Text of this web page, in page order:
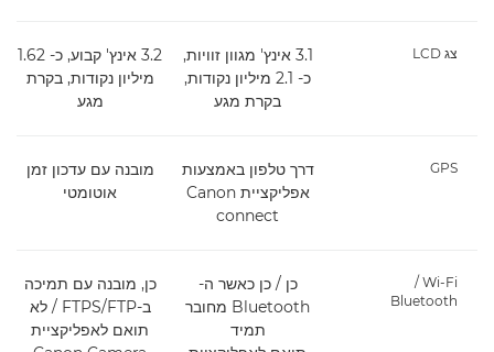
צג LCD
3.1 אינץ' מגוון זוויות,
כ- 2.1 מיליון נקודות,
בקרת מגע
3.2 אינץ' קבוע, כ- 1.62
מיליון נקודות, בקרת
מגע
GPS
דרך טלפון באמצעות
אפליקציית Canon
connect
מובנה עם עדכון זמן
אוטומטי
Wi-Fi‏ /
Bluetooth
כן / כן כאשר ה-
Bluetooth מחובר
תמיד
כן, מובנה עם תמיכה
ב-FTP‏/FTPS / לא
תואם לאפליקציית